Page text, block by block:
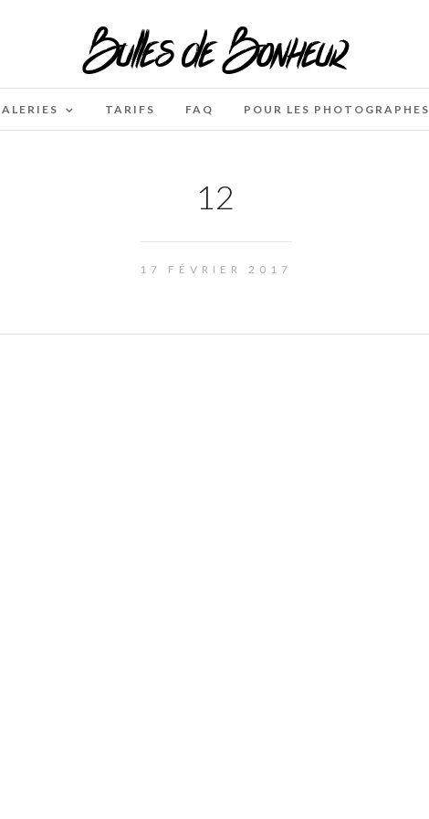
TARIFS FAQ POUR LES PHOTOGRAPHES
12
17 FÉVRIER 2017